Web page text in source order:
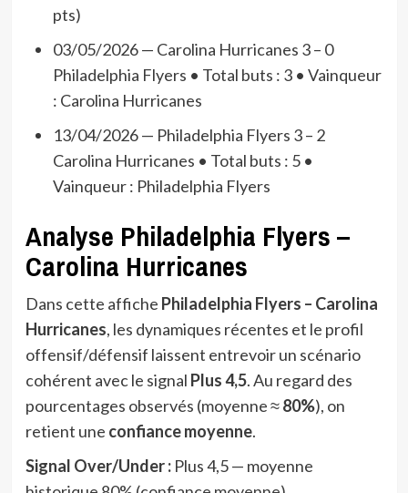
pts)
03/05/2026 — Carolina Hurricanes 3 – 0
Philadelphia Flyers • Total buts : 3 • Vainqueur
: Carolina Hurricanes
13/04/2026 — Philadelphia Flyers 3 – 2
Carolina Hurricanes • Total buts : 5 •
Vainqueur : Philadelphia Flyers
Analyse Philadelphia Flyers –
Carolina Hurricanes
Dans cette affiche Philadelphia Flyers – Carolina
Hurricanes, les dynamiques récentes et le profil
offensif/défensif laissent entrevoir un scénario
cohérent avec le signal Plus 4,5. Au regard des
pourcentages observés (moyenne ≈80%), on
retient une confiance moyenne.
Signal Over/Under :Plus 4,5 — moyenne